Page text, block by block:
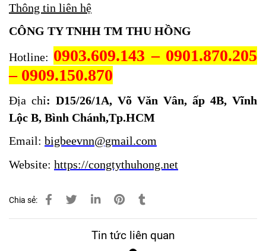
Thông tin liên hệ
CÔNG TY TNHH TM THU HỒNG
Hotline: 0903.609.143 – 0901.870.205
– 0909.150.870
Địa chỉ: D15/26/1A, Võ Văn Vân, ấp 4B, Vĩnh
Lộc B, Bình Chánh,Tp.HCM
Email: bigbeevnn@gmail.com
Website: https://congtythuhong.net
Chia sẻ:
Tin tức liên quan